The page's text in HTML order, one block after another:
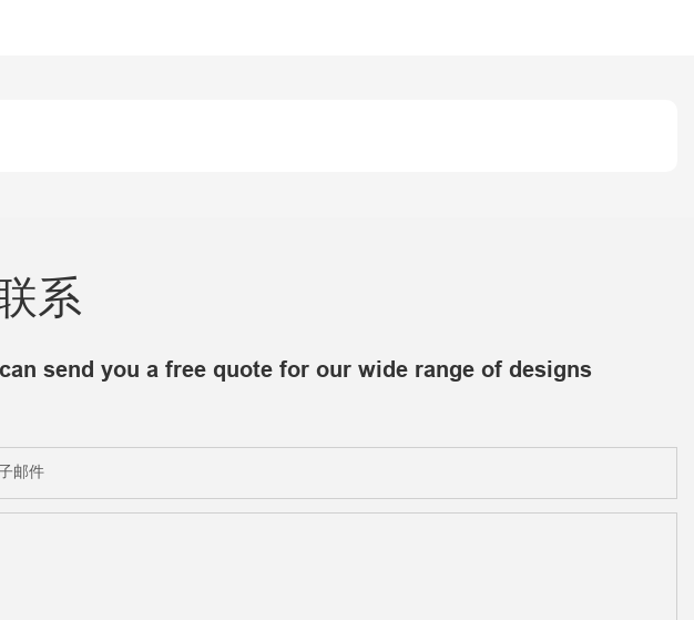
系
send you a free quote for our wide range of designs
邮件